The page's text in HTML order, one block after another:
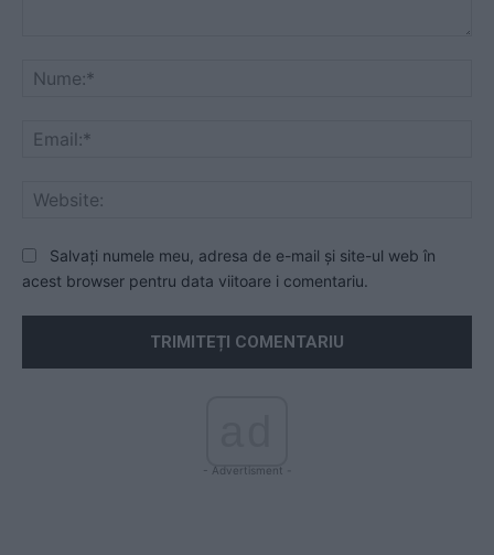
Salvați numele meu, adresa de e-mail și site-ul web în
acest browser pentru data viitoare i comentariu.
- Advertisment -